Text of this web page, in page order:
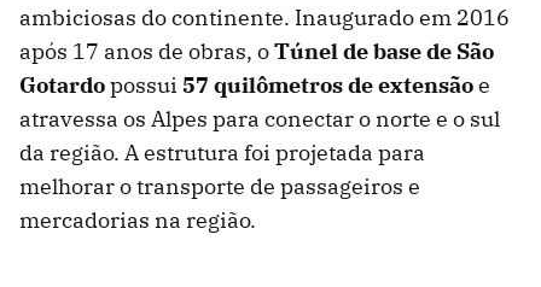
ambiciosas do continente. Inaugurado em 2016
após 17 anos de obras, oTúnel de base de São
Gotardopossui 57 quilômetros de extensãoe
atravessa os Alpes para conectar o norte e o sul
da região. A estrutura foi projetada para
melhorar o transporte de passageiros e
mercadorias na região.